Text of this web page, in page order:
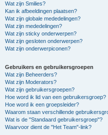
Wat zijn Smilies?
Kan ik afbeeldingen plaatsen?
Wat zijn globale mededelingen?
Wat zijn mededelingen?
Wat zijn sticky onderwerpen?
Wat zijn gesloten onderwerpen?
Wat zijn onderwerpiconen?
Gebruikers en gebruikersgroepen
Wat zijn Beheerders?
Wat zijn Moderators?
Wat zijn gebruikersgroepen?
Hoe word ik lid van een gebruikersgroep?
Hoe word ik een groepsleider?
Waarom staan verschillende
Wat is de "Standaard gebruikersgroep"?
Waarvoor dient de "Het Team"-link?